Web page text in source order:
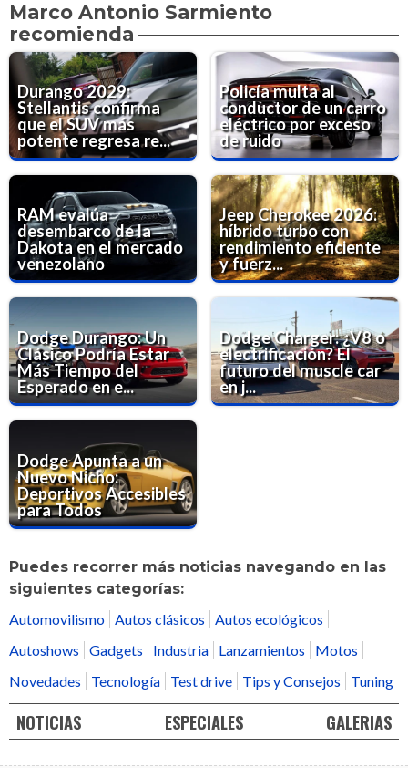
Marco Antonio Sarmiento
recomienda
Durango 2029:
Stellantis confirma
que el SUV más
potente regresa re...
Policía multa al
conductor de un carro
eléctrico por exceso
de ruido
RAM evalúa
desembarco de la
Dakota en el mercado
venezolano
Jeep Cherokee 2026:
híbrido turbo con
rendimiento eficiente
y fuerz...
Dodge Durango: Un
Clásico Podría Estar
Más Tiempo del
Esperado en e...
Dodge Charger: ¿V8 o
electrificación? El
futuro del muscle car
en j...
Dodge Apunta a un
Nuevo Nicho:
Deportivos Accesibles
para Todos
Puedes recorrer más noticias navegando en las
siguientes categorías:
Automovilismo Autos clásicos
Autos ecológicos
Autoshows
Gadgets Industria Lanzamientos
Motos
Novedades
Tecnología Test drive Tips y Consejos Tuning
NOTICIAS ESPECIALES GALERIAS